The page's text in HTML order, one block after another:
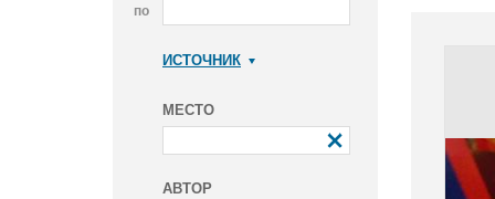
по
ИСТОЧНИК
МЕСТО
АВТОР